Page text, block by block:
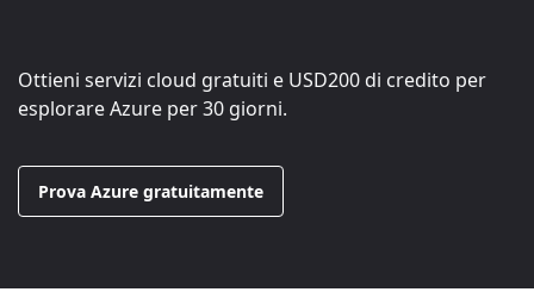
Ottieni servizi cloud gratuiti e USD200di credito per
esplorare Azure per 30 giorni.
Prova Azure gratuitamente